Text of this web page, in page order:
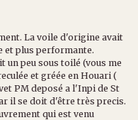
La voile d'origine avait
et plus performante.
un peu sous toilé (vous me
et gréée en Houari (
PM deposé a l'Inpi de St
il se doit d'être très precis.
qui est venu